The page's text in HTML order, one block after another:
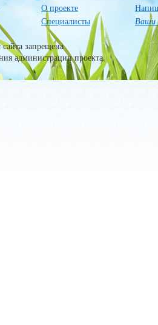
О проекте
Специалисты
Ваши
запрещена
администрации проекта.